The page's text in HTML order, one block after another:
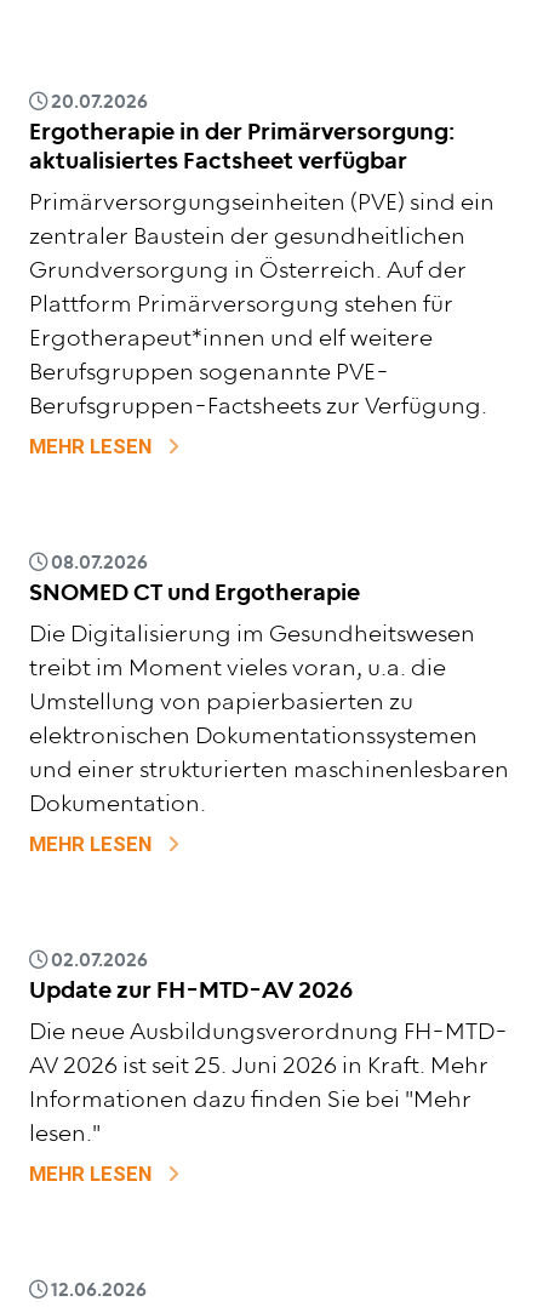
20.07.2026
Ergotherapie in der Primärversorgung:
aktualisiertes Factsheet verfügbar
Primärversorgungseinheiten (PVE) sind ein
zentraler Baustein der gesundheitlichen
Grundversorgung in Österreich. Auf der
Plattform Primärversorgung stehen für
Ergotherapeut*innen und elf weitere
Berufsgruppen sogenannte PVE-
Berufsgruppen-Factsheets zur Verfügung.
MEHR LESEN ZU ERGOTHERAPIE IN DER
08.07.2026
SNOMED CT und Ergotherapie
Die Digitalisierung im Gesundheitswesen
treibt im Moment vieles voran, u.a. die
Umstellung von papierbasierten zu
elektronischen Dokumentationssystemen
und einer strukturierten maschinenlesbaren
Dokumentation.
MEHR LESEN ZU SNOMED CT UND ERGOTHERAPIE
02.07.2026
Update zur FH-MTD-AV 2026
Die neue Ausbildungsverordnung FH-MTD-
AV 2026 ist seit 25. Juni 2026 in Kraft. Mehr
Informationen dazu finden Sie bei "Mehr
lesen."
MEHR LESEN ZU UPDATE ZUR FH-MTD-AV 2026
12.06.2026